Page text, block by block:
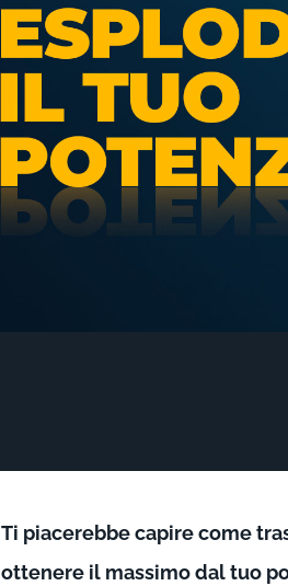
Ti piacerebbe capire come
ottenere il massimo dal tuo